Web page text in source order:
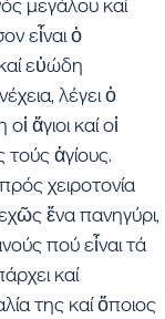
μεγάλου καί
εἶναι ὁ
εὐώδη
λέγει ὁ
ἅγιοι καί οἱ
ἁγίους.
χειροτονία
ἕνα πανηγύρι,
πού εἶναι τά
καί
της καί ὅποιος